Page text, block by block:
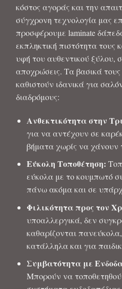
κόστος αγοράς και την
σύγχρονη τεχνολογία μας
προσφέρουμε laminate
εκπληκτική πιστότητα τους
υφή του αυθεντικού ξύλου,
αποχρώσεις. Τα βασικά
καθιστούν ιδανικά για
διαδρόμους:
Ανθεκτικότητα στην
για να αντέχουν σε
βήματα χωρίς να χάνουν
Εύκολη Τοποθέτηση:
εύκολα με το κουμπωτό
πάνω ακόμα και σε
Φιλικότητα προς τον
υποαλλεργικά, δεν
καθαρίζονται
κατάλληλα και για
Συμβατότητα με
Μπορούν να